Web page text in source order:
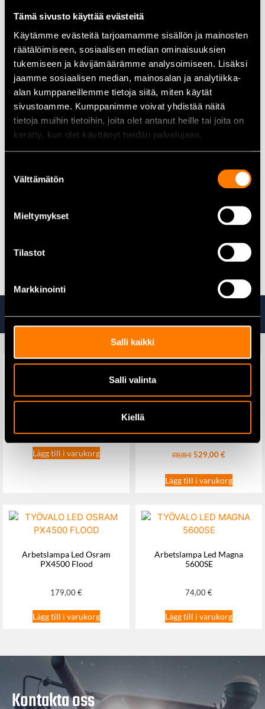
Tämä sivusto käyttää evästeitä
Käytämme evästeitä tarjoamamme sisällön ja mainosten
räätälöimiseen, sosiaalisen median ominaisuuksien
tukemiseen ja kävijämäärämme analysoimiseen. Lisäksi
jaamme sosiaalisen median, mainosalan ja analytiikka-
alan kumppaneillemme tietoja siitä, miten käytät
sivustoamme. Kumppanimme voivat yhdistää näitä
tietoja muihin tietoihin, joita olet antanut heille tai joita on
kerätty, kun olet käyttänyt heidän palvelujaan.
valinta
Välttämätön
Mieltymykset
Tilastot
Markkinointi
Salli kaikki
Salli valinta
Kiellä
Tekniska data
Ledararea:50–70 mm²
Typ:Batterikabelsko
Förpackning:Blister
Produktkod:GAG27192B
Användningsområden
Fordon:Anslutningar i batteri- och startsystem
maskiner
batterikablar
Alla batterikabelskor och tillbehör hittar du här
Ta även en titt på
Gräsklippare
Lägg till i varukorg
laddare
619,00€529,00€
Lägg till i varukorg
Arbetslampa Led Osram
PX4500 Flood
179,00€
Lägg till i varukorg
Arbetslampa Led Magna
5600SE
74,00€
Lägg till i varukorg
Kontakta oss